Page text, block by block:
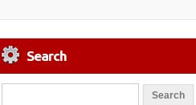
Search